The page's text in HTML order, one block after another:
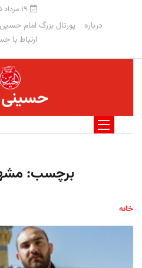
۱۹ مرداد ۱۴۰۵
درباره پورتال بزرگ امام
ارتباط با
حسینی
برچسب:
خانه